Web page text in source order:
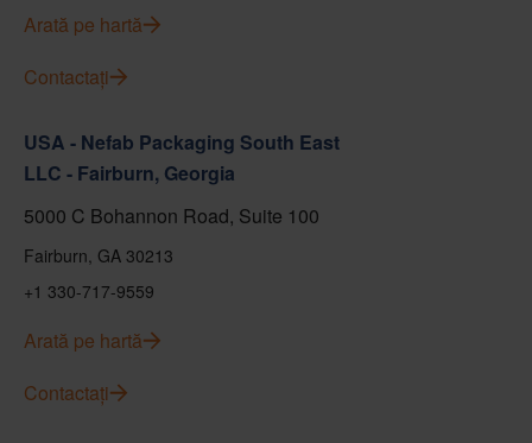
Arată pe hartă
Contactați
USA - Nefab Packaging South East
LLC - Fairburn, Georgia
5000 C Bohannon Road, Suite 100
Fairburn, GA 30213
+1 330-717-9559
Arată pe hartă
Contactați